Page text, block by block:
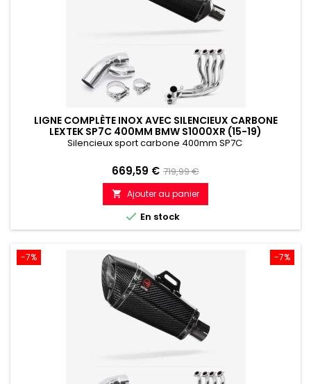
LIGNE COMPLÈTE INOX AVEC SILENCIEUX CARBONE
LEXTEK SP7C 400MM BMW S1000XR (15-19)
Silencieux sport carbone 400mm SP7C
Prix
669,59 € Prix
de
référence
719,99 €
 Ajouter au panier
 En stock
-7%
-7%